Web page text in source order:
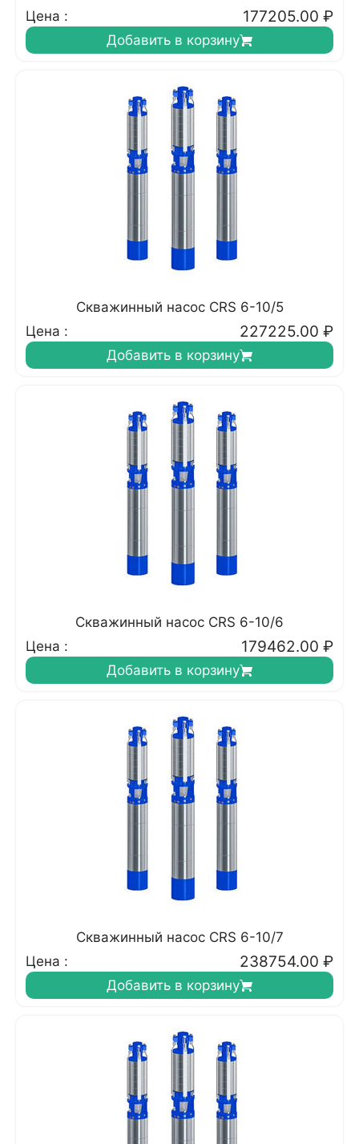
Цена : 177205.00 ₽
Добавить в корзину
Скважинный насос CRS 6-10/5
Цена :
227225.00 ₽
Добавить в корзину
Скважинный насос CRS 6-10/6
Цена :
179462.00 ₽
Добавить в корзину
Скважинный насос CRS 6-10/7
Цена :
238754.00 ₽
Добавить в корзину